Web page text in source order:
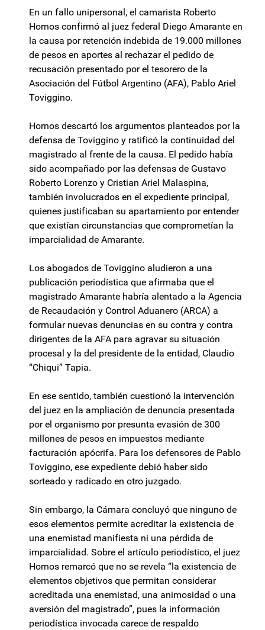
En un fallo unipersonal, el camarista Roberto
Hornos confirmó al juez federal Diego Amarante en
la causa por retención indebida de 19.000 millones
de pesos en aportes al rechazar el pedido de
recusación presentado por el tesorero de la
Asociación del Fútbol Argentino (AFA), Pablo Ariel
Toviggino.
Hornos descartó los argumentos planteados por la
defensa de Toviggino y ratificó la continuidad del
magistrado al frente de la causa. El pedido había
sido acompañado por las defensas de Gustavo
Roberto Lorenzo y Cristian Ariel Malaspina,
también involucrados en el expediente principal,
quienes justificaban su apartamiento por entender
que existían circunstancias que comprometían la
imparcialidad de Amarante.
Los abogados de Toviggino aludieron a una
publicación periodística que afirmaba que el
magistrado Amarante habría alentado a la Agencia
de Recaudación y Control Aduanero (ARCA) a
formular nuevas denuncias en su contra y contra
dirigentes de la AFA para agravar su situación
procesal y la del presidente de la entidad, Claudio
“Chiqui” Tapia.
En ese sentido, también cuestionó la intervención
del juez en la ampliación de denuncia presentada
por el organismo por presunta evasión de 300
millones de pesos en impuestos mediante
facturación apócrifa. Para los defensores de Pablo
Toviggino, ese expediente debió haber sido
sorteado y radicado en otro juzgado.
Sin embargo, la Cámara concluyó que ninguno de
esos elementos permite acreditar la existencia de
una enemistad manifiesta ni una pérdida de
imparcialidad. Sobre el artículo periodístico, el juez
Hornos remarcó que no se revela “la existencia de
elementos objetivos que permitan considerar
acreditada una enemistad, una animosidad o una
aversión del magistrado”, pues la información
periodística invocada carece de respaldo